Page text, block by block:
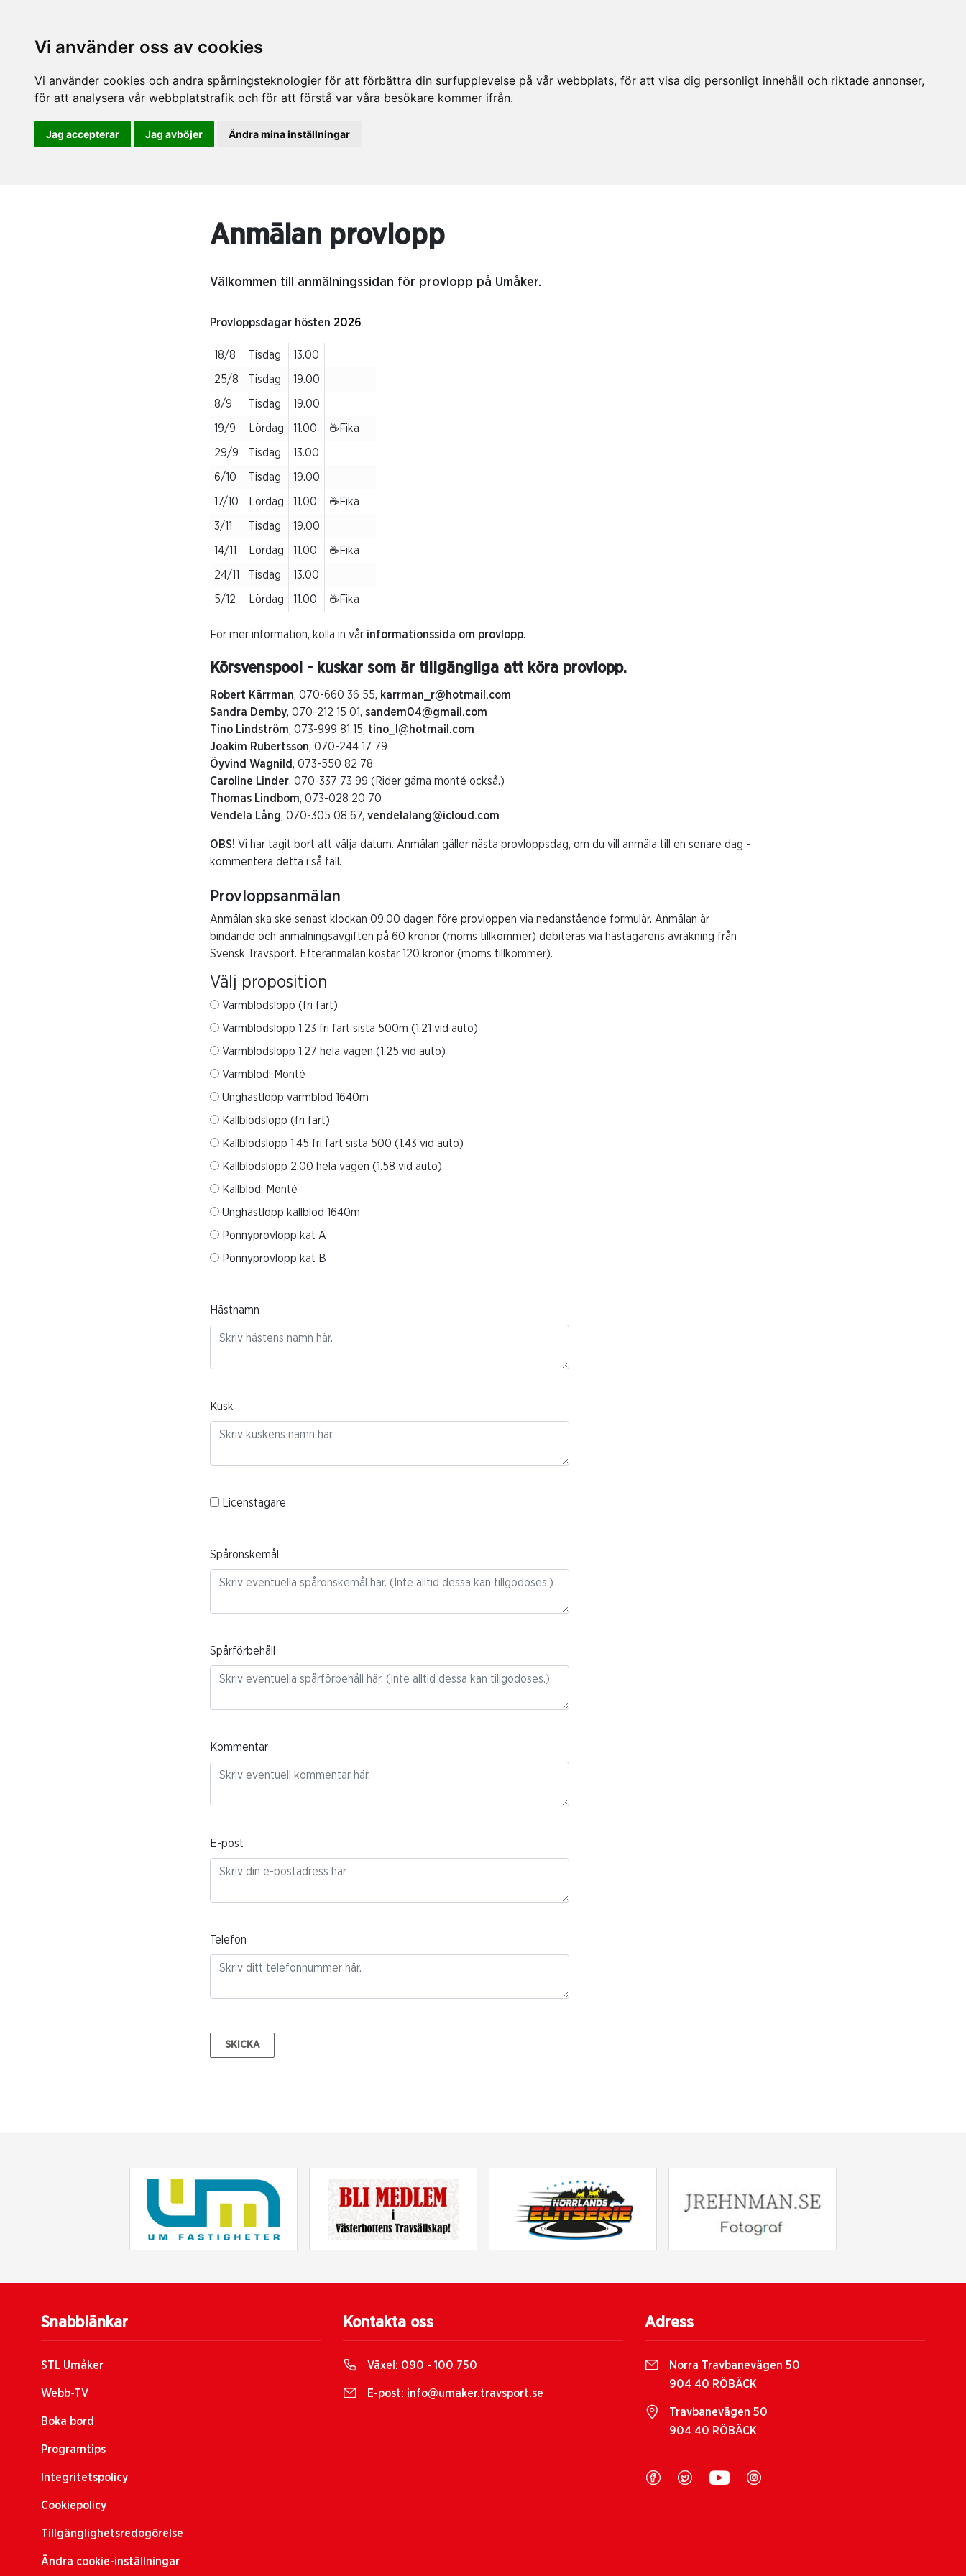
Vi använder oss av cookies
Vi använder cookies och andra spårningsteknologier för att förbättra din surfupplevelse på vår webbplats, för att visa dig personligt innehåll och riktade annonser,
för att analysera vår webbplatstrafik och för att förstå var våra besökare kommer ifrån.
Jag accepterar Jag avböjer Ändra mina inställningar
Anmälan provlopp
Välkommen till anmälningssidan för provlopp på Umåker.
Provloppsdagar hösten 2026
18/8 Tisdag 13.00
25/8 Tisdag 19.00
8/9 Tisdag 19.00
19/9 Lördag 11.00 ☕Fika
29/9 Tisdag 13.00
6/10 Tisdag 19.00
17/10 Lördag 11.00 ☕Fika
3/11 Tisdag 19.00
14/11 Lördag 11.00 ☕Fika
24/11 Tisdag 13.00
5/12 Lördag 11.00 ☕Fika
För mer information, kolla in vår informationssida om provlopp.
Körsvenspool - kuskar som är tillgängliga att köra provlopp.
Robert Kärrman, 070-660 36 55, karrman_r@hotmail.com
Sandra Demby, 070-212 15 01, sandem04@gmail.com
Tino Lindström, 073-999 81 15, tino_l@hotmail.com
Joakim Rubertsson, 070-244 17 79
Öyvind Wagnild, 073-550 82 78
Caroline Linder, 070-337 73 99 (Rider gärna monté också.)
Thomas Lindbom, 073-028 20 70
Vendela Lång, 070-305 08 67, vendelalang@icloud.com
OBS! Vi har tagit bort att välja datum. Anmälan gäller nästa provloppsdag, om du vill anmäla till en senare dag -
kommentera detta i så fall.
Provloppsanmälan
Anmälan ska ske senast klockan 09.00 dagen före provloppen via nedanstående formulär. Anmälan är
bindande och anmälningsavgiften på 60 kronor (moms tillkommer) debiteras via hästägarens avräkning från
Svensk Travsport. Efteranmälan kostar 120 kronor (moms tillkommer).
Välj proposition
Varmblodslopp (fri fart)
Varmblodslopp 1.23 fri fart sista 500m (1.21 vid auto)
Varmblodslopp 1.27 hela vägen (1.25 vid auto)
Varmblod: Monté
Unghästlopp varmblod 1640m
Kallblodslopp (fri fart)
Kallblodslopp 1.45 fri fart sista 500 (1.43 vid auto)
Kallblodslopp 2.00 hela vägen (1.58 vid auto)
Kallblod: Monté
Unghästlopp kallblod 1640m
Ponnyprovlopp kat A
Ponnyprovlopp kat B
Hästnamn
Kusk
Licenstagare
Spårönskemål
Spårförbehåll
Kommentar
E-post
Telefon
SKICKA
Snabblänkar
STL Umåker
Webb-TV
Boka bord
Programtips
Integritetspolicy
Cookiepolicy
Tillgänglighetsredogörelse
Ändra cookie-inställningar
Kontakta oss
Växel: 090 - 100 750
E-post: info@umaker.travsport.se
Adress
Norra Travbanevägen 50
904 40 RÖBÄCK
Travbanevägen 50
904 40 RÖBÄCK